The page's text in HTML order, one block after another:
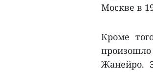
Москве в
Кроме
Жанейро.